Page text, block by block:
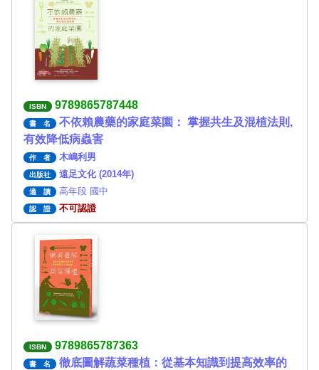
ISBN 9789865787448
書 名
不依賴農藥的家庭菜園： 掌握共生及混植法則,
有效降低病蟲害
作 者 木嶋利男
出版社 遠足文化 (2014年)
適 讀 高年段 國中
認 證 不可認證
ISBN 9789865787363
書 名
徹底圖解蔬菜種植：從基本知識到提高效率的